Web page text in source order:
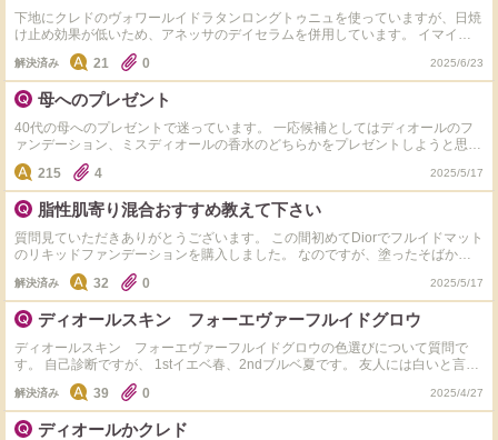
下地にクレドのヴォワールイドラタンロングトゥニュを使っていますが、日焼
け止め効果が低いため、アネッサのデイセラムを併用しています。 イマイチ
ヴォワールイドラタンロングトゥニュの皮脂崩れ防止効果が低いように感じら
れるのですが、お使いの皆さんは日焼け止め塗ってから下地を使用されてます
か？ またヴォワールイドラタンロングトゥニュと相性の良くてカバー力があ
るマットなファンデーションを知っていたら教えてもらえませんか？ ちなみ
に今私はディオールのディオールスキン フォーエヴァー フルイド マットを使
っています。
解決済み 21 0 2025/6/23
母へのプレゼント
40代の母へのプレゼントで迷っています。 一応候補としてはディオールのフ
ァンデーション、ミスディオールの香水のどちらかをプレゼントしようと思っ
ています。 ファンデーションと香水は以前サンプルをもらったのですが、私
は使わないため母に上げました。 とても好評だったのでプレゼントするとし
たらこのどちらかかな～と考えています。 皆さまでしたらどちらをプレゼン
トしますか？ また、母は割と色白な方なのですが、ファンデーションの色は
何番がおすすめでしょうか？ 他にもおすすめのもの(他ブランド可)がありまし
たら教えていただけると幸いです。 一応、母の肌質と普段のコスメを紹介し
ておくと 肌質→風呂上がりに化粧水などのスキンケアを一切していない。の
に肌トラブルが全くない。 コスメ→ほぼ100均、セザンヌ、キャンメイク
215 4 2025/5/17
脂性肌寄り混合おすすめ教えて下さい
質問見ていただきありがとうございます。 この間初めてDiorでフルイドマット
のリキッドファンデーションを購入しました。 なのですが、塗ったそばから
毛穴落ちというか汚くなってしまいます。 合わせている下地と相性が悪いの
かな？と思って質問をしました。 現在はJILLSTUARTのプライマーを使用して
います。 ※たまにチャコットの下地 コンシーラーもDiorのスキンコレクトコ
ンシーラーを使用しています。 おすすめの下地、または塗り方が下手？なの
かアドバイスいただけたら嬉しいです！ 塗り方は指で伸ばしてパフで叩いて
ます
解決済み 32 0 2025/5/17
ディオールスキン フォーエヴァーフルイドグロウ
ディオールスキン フォーエヴァーフルイドグロウの色選びについて質問で
す。 自己診断ですが、 1stイエベ春、2ndブルベ夏です。 友人には白いと言わ
れることが多いので恐らく色白な方だと思います。 1CRだと暗いでしょう
か？ マットとも迷っています。 肌はニキビ跡とクレーター、毛穴が目立ちま
す。 ご教授よろしくお願いします。
解決済み 39 0 2025/4/27
ディオールかクレド